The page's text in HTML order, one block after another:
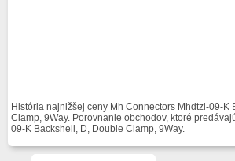
História najnižšej ceny Mh Connectors Mhdtzi-09-K
Clamp, 9Way. Porovnanie obchodov, ktoré
09-K Backshell, D, Double Clamp, 9Way.